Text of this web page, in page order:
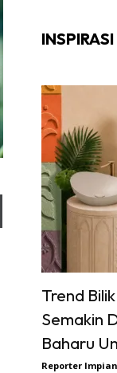
Trend
Semakin
Baharu
Reporter